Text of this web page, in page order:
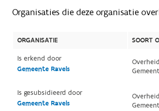
Organisaties die deze organisatie
ORGANISATIE
SOORT
Is erkend door
Gemeente Ravels
Is gesubsidieerd door
Gemeente Ravels